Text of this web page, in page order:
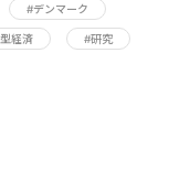
#デンマーク
経済 #研究